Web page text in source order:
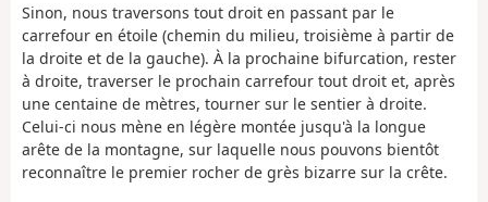
Sinon, nous traversons tout droit en passant par le
carrefour en étoile (chemin du milieu, troisième à partir de
la droite et de la gauche). À la prochaine bifurcation, rester
à droite, traverser le prochain carrefour tout droit et, après
une centaine de mètres, tourner sur le sentier à droite.
Celui-ci nous mène en légère montée jusqu'à la longue
arête de la montagne, sur laquelle nous pouvons bientôt
reconnaître le premier rocher de grès bizarre sur la crête.